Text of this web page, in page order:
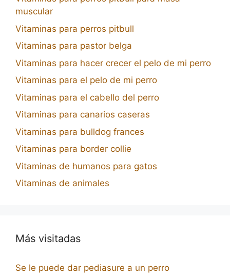
muscular
Vitaminas para perros pitbull
Vitaminas para pastor belga
Vitaminas para hacer crecer el pelo de mi perro
Vitaminas para el pelo de mi perro
Vitaminas para el cabello del perro
Vitaminas para canarios caseras
Vitaminas para bulldog frances
Vitaminas para border collie
Vitaminas de humanos para gatos
Vitaminas de animales
Más visitadas
Se le puede dar pediasure a un perro